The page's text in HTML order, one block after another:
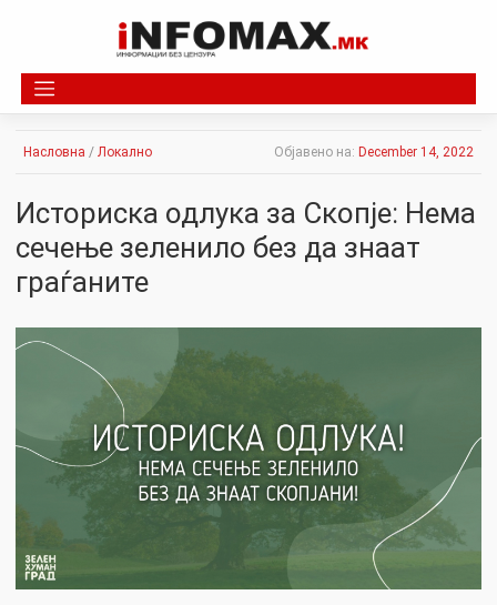
Насловна / Локално Објавено на: December 14, 2022
Историска одлука за Скопје: Нема
сечење зеленило без да знаат
граѓаните